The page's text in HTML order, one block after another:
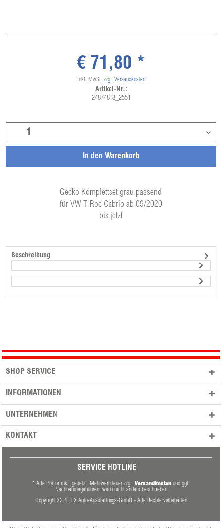
Gecko Komplettset grau passend
für VW T-Roc Cabrio ab 09/2020
bis jetzt
In den Warenkorb
€ 71,80 *
inkl. MwSt. zzgl. Versandkosten
Artikel-Nr.:
24874818_2551
Beschreibung
SHOP SERVICE
INFORMATIONEN
UNTERNEHMEN
KONTAKT
SERVICE HOTLINE
* Alle Preise inkl. gesetzl. Mehrwertsteuer zzgl. Versandkosten und ggf.
Nachnahmegebühren, wenn nicht anders beschrieben
Copyright © PETEX Auto-Ausstattungs-GmbH - Alle Rechte vorbehalten